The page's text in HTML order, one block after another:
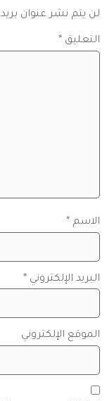
لن يتم نشر عنوان
التعليق *
الاسم *
البريد الإلكتروني *
الموقع الإلكتروني